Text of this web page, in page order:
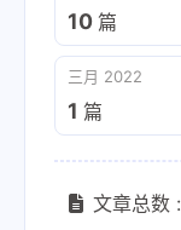
10 篇
三月 2022
1 篇
文章总数 :